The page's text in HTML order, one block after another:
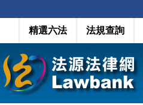
精選六法 法規查詢